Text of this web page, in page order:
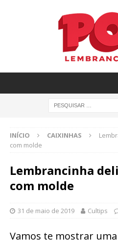
INÍCIO CAIXINHAS
com molde
Lembrancinha
com molde
31 de maio de 2019 Cultips
Vamos te mostrar